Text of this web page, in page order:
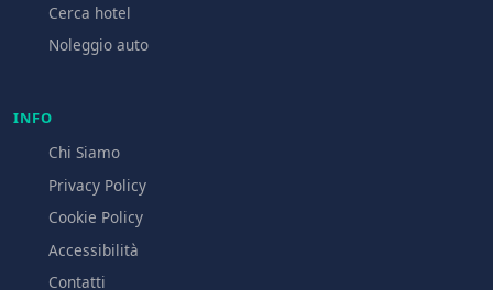
Cerca hotel
Noleggio auto
INFO
Chi Siamo
Privacy Policy
Cookie Policy
Accessibilità
Contatti